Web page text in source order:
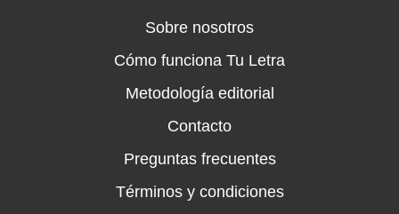
Sobre nosotros
Cómo funciona Tu Letra
Metodología editorial
Contacto
Preguntas frecuentes
Términos y condiciones